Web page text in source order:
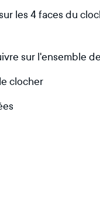
les 4 faces du
sur l'ensemble
clocher